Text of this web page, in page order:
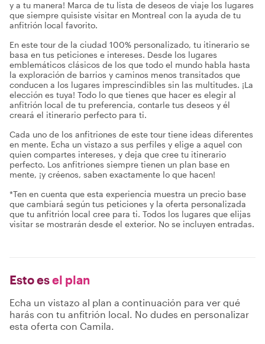
y a tu manera! Marca de tu lista de deseos de viaje los lugares
que siempre quisiste visitar en Montreal con la ayuda de tu
anfitrión local favorito.
En este tour de la ciudad 100% personalizado, tu itinerario se
basa en tus peticiones e intereses. Desde los lugares
emblemáticos clásicos de los que todo el mundo habla hasta
la exploración de barrios y caminos menos transitados que
conducen a los lugares imprescindibles sin las multitudes. ¡La
elección es tuya! Todo lo que tienes que hacer es elegir al
anfitrión local de tu preferencia, contarle tus deseos y él
creará el itinerario perfecto para ti.
Cada uno de los anfitriones de este tour tiene ideas diferentes
en mente. Echa un vistazo a sus perfiles y elige a aquel con
quien compartes intereses, y deja que cree tu itinerario
perfecto. Los anfitriones siempre tienen un plan base en
mente, ¡y créenos, saben exactamente lo que hacen!
*Ten en cuenta que esta experiencia muestra un precio base
que cambiará según tus peticiones y la oferta personalizada
que tu anfitrión local cree para ti. Todos los lugares que elijas
visitar se mostrarán desde el exterior. No se incluyen entradas.
Esto esel plan
Echa un vistazo al plan a continuación para ver qué
harás con tu anfitrión local. No dudes en personalizar
esta oferta con Camila.